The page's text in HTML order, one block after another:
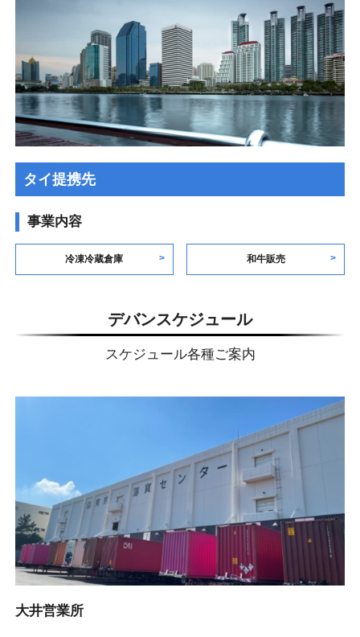
タイ提携先
事業内容
冷凍冷蔵倉庫 和牛販売
デバンスケジュール
スケジュール各種ご案内
大井営業所